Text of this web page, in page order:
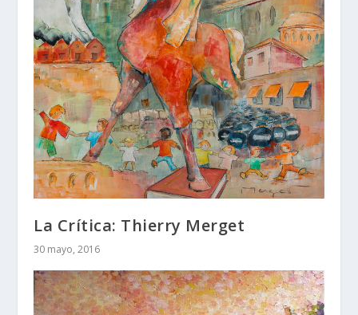
La Crítica: Thierry Merget
30 mayo, 2016